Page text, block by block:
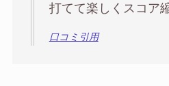
打てて楽しくスコア
口コミ引用